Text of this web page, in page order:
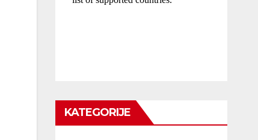
KATEGORIJE